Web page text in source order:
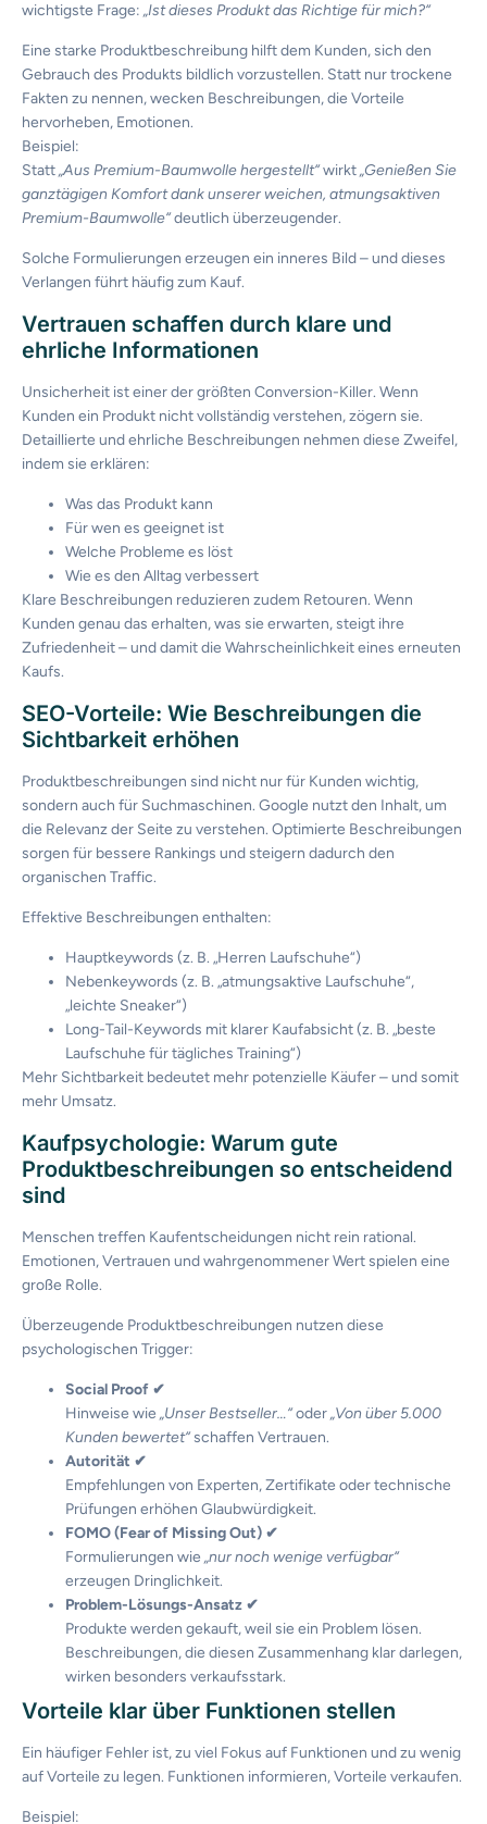
wichtigste Frage: „Ist dieses Produkt das Richtige für mich?“
Eine starke Produktbeschreibung hilft dem Kunden, sich den
Gebrauch des Produkts bildlich vorzustellen. Statt nur trockene
Fakten zu nennen, wecken Beschreibungen, die Vorteile
hervorheben, Emotionen.
Beispiel:
Statt„Aus Premium-Baumwolle hergestellt“wirkt„Genießen Sie
ganztägigen Komfort dank unserer weichen, atmungsaktiven
Premium-Baumwolle“deutlich überzeugender.
Solche Formulierungen erzeugen ein inneres Bild – und dieses
Verlangen führt häufig zum Kauf.
Vertrauen schaffen durch klare und
ehrliche Informationen
Unsicherheit ist einer der größten Conversion-Killer. Wenn
Kunden ein Produkt nicht vollständig verstehen, zögern sie.
Detaillierte und ehrliche Beschreibungen nehmen diese Zweifel,
indem sie erklären:
Was das Produkt kann
Für wen es geeignet ist
Welche Probleme es löst
Wie es den Alltag verbessert
Klare Beschreibungen reduzieren zudem Retouren. Wenn
Kunden genau das erhalten, was sie erwarten, steigt ihre
Zufriedenheit – und damit die Wahrscheinlichkeit eines erneuten
Kaufs.
SEO-Vorteile: Wie Beschreibungen die
Sichtbarkeit erhöhen
Produktbeschreibungen sind nicht nur für Kunden wichtig,
sondern auch für Suchmaschinen. Google nutzt den Inhalt, um
die Relevanz der Seite zu verstehen. Optimierte Beschreibungen
sorgen für bessere Rankings und steigern dadurch den
organischen Traffic.
Effektive Beschreibungen enthalten:
Hauptkeywords (z. B. „Herren Laufschuhe“)
Nebenkeywords (z. B. „atmungsaktive Laufschuhe“,
„leichte Sneaker“)
Long-Tail-Keywords mit klarer Kaufabsicht (z. B. „beste
Laufschuhe für tägliches Training“)
Mehr Sichtbarkeit bedeutet mehr potenzielle Käufer – und somit
mehr Umsatz.
Kaufpsychologie: Warum gute
Produktbeschreibungen so entscheidend
sind
Menschen treffen Kaufentscheidungen nicht rein rational.
Emotionen, Vertrauen und wahrgenommener Wert spielen eine
große Rolle.
Überzeugende Produktbeschreibungen nutzen diese
psychologischen Trigger:
Social Proof ✔
Hinweise wie „Unser Bestseller…“oder„Von über 5.000
Kunden bewertet“schaffen Vertrauen.
Autorität ✔
Empfehlungen von Experten, Zertifikate oder technische
Prüfungen erhöhen Glaubwürdigkeit.
FOMO (Fear of Missing Out) ✔
Formulierungen wie „nur noch wenige verfügbar“
erzeugen Dringlichkeit.
Problem-Lösungs-Ansatz ✔
Produkte werden gekauft, weil sie ein Problem lösen.
Beschreibungen, die diesen Zusammenhang klar darlegen,
wirken besonders verkaufsstark.
Vorteile klar über Funktionen stellen
Ein häufiger Fehler ist, zu viel Fokus auf Funktionen und zu wenig
auf Vorteile zu legen. Funktionen informieren, Vorteile verkaufen.
Beispiel: